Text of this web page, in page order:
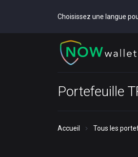
Choisissez une langue
Portefeuille
Accueil Tous les